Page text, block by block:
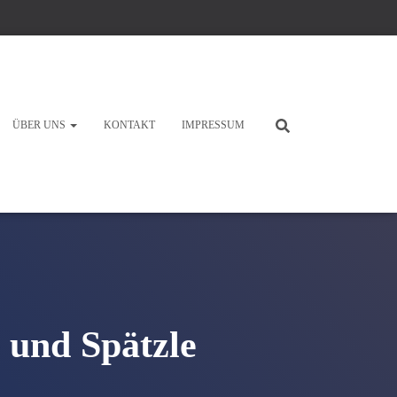
ÜBER UNS KONTAKT IMPRESSUM
Spätzle